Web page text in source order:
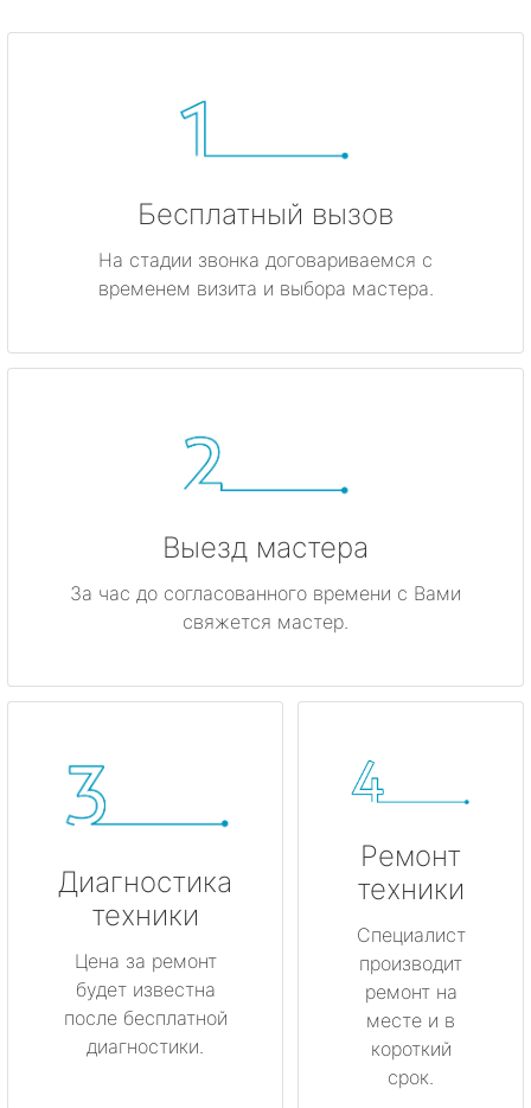
Бесплатный вызов
На стадии звонка договариваемся с
временем визита и выбора мастера.
Выезд мастера
За час до согласованного времени с Вами
свяжется мастер.
Диагностика
техники
Цена за ремонт
будет известна
после бесплатной
диагностики.
Ремонт
техники
Специалист
производит
ремонт на
месте и в
короткий
срок.